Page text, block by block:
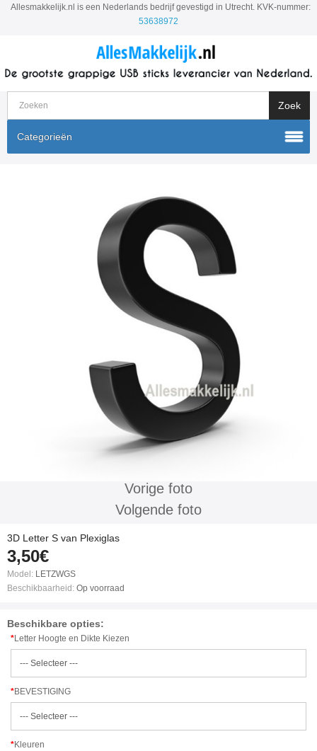
Allesmakkelijk.nl is een Nederlands bedrijf gevestigd in Utrecht. KVK-nummer:
53638972
Categorieën
Vorige foto
Volgende foto
3D Letter S van Plexiglas
3,50€
Model: LETZWGS
Beschikbaarheid: Op voorraad
Beschikbare opties:
Letter Hoogte en Dikte Kiezen
BEVESTIGING
Kleuren